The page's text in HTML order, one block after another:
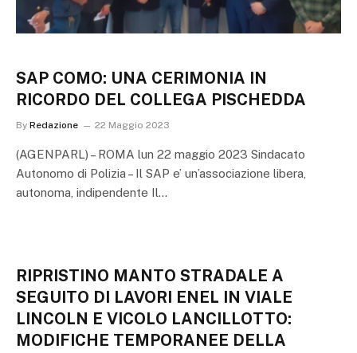
SAP COMO: UNA CERIMONIA IN
RICORDO DEL COLLEGA PISCHEDDA
By Redazione 22 Maggio 2023
(AGENPARL) – ROMA lun 22 maggio 2023 Sindacato
Autonomo di Polizia – Il SAP e’ un’associazione libera,
autonoma, indipendente Il…
RIPRISTINO MANTO STRADALE A
SEGUITO DI LAVORI ENEL IN VIALE
LINCOLN E VICOLO LANCILLOTTO:
MODIFICHE TEMPORANEE DELLA